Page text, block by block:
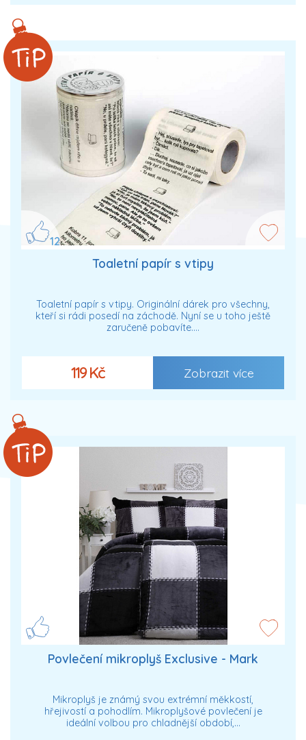
12
Toaletní papír s vtipy
Toaletní papír s vtipy. Originální dárek pro všechny,
kteří si rádi posedí na záchodě. Nyní se u toho ještě
zaručeně pobavíte.…
119 Kč Zobrazit více
Povlečení mikroplyš Exclusive - Mark
Mikroplyš je známý svou extrémní měkkostí,
hřejivostí a pohodlím. Mikroplyšové povlečení je
ideální volbou pro chladnější období,…